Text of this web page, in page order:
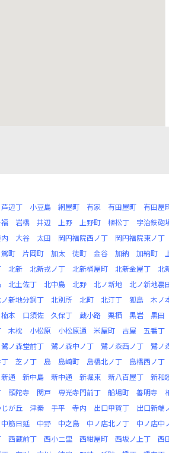
芦辺丁 小豆島 網屋町 有家 有田屋町 有田屋
岩橋 井辺 上野 上野町 植松丁 宇治鉄砲
大谷 太田 岡円福院西ノ丁 岡円福院東ノ丁
駕町 片岡町 加太 徒町 金谷 加納 加納町
北新 北新戎ノ丁 北新桶屋町 北新金屋丁 北
北土佐丁 北中島 北野 北ノ新地 北ノ新地裏
ノ新地分銅丁 北別所 北町 北汀丁 狐島 木ノ
楠本 口須佐 久保丁 蔵小路 栗栖 黒岩 黒田
木枕 小松原 小松原通 米屋町 古屋 五番丁
鷺ノ森堂前丁 鷺ノ森中ノ丁 鷺ノ森西ノ丁 鷺ノ
芝ノ丁 島 島崎町 島橋北ノ丁 島橋西ノ丁
新通 新中島 新中通 新堀東 新八百屋丁 新和
頭陀寺 関戸 専光寺門前丁 船場町 善明寺
が丘 津秦 手平 寺内 出口甲賀丁 出口新端
中筋日延 中野 中之島 中ノ店北ノ丁 中ノ店中
西蔵前丁 西小二里 西紺屋町 西坂ノ上丁 西